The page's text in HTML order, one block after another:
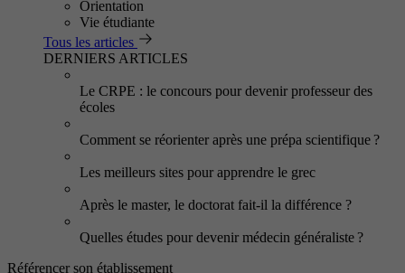
Orientation
Vie étudiante
Tous les articles
DERNIERS ARTICLES
Le CRPE : le concours pour devenir professeur des
écoles
Comment se réorienter après une prépa scientifique ?
Les meilleurs sites pour apprendre le grec
Après le master, le doctorat fait-il la différence ?
Quelles études pour devenir médecin généraliste ?
Référencer son établissement